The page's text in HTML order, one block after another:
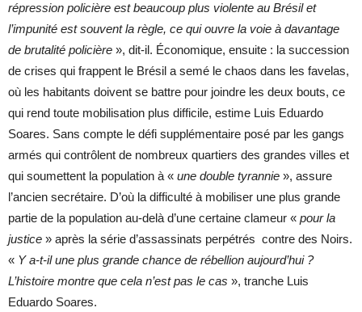
répression policière est beaucoup plus violente au Brésil et
l’impunité est souvent la règle, ce qui ouvre la voie à davantage
de brutalité policière », dit-il. Économique, ensuite : la succession
de crises qui frappent le Brésil a semé le chaos dans les favelas,
où les habitants doivent se battre pour joindre les deux bouts, ce
qui rend toute mobilisation plus difficile, estime Luis Eduardo
Soares. Sans compte le défi supplémentaire posé par les gangs
armés qui contrôlent de nombreux quartiers des grandes villes et
qui soumettent la population à « une double tyrannie », assure
l’ancien secrétaire. D’où la difficulté à mobiliser une plus grande
partie de la population au-delà d’une certaine clameur « pour la
justice » après la série d’assassinats perpétrés contre des Noirs.
« Y a-t-il une plus grande chance de rébellion aujourd’hui ?
L’histoire montre que cela n’est pas le cas », tranche Luis
Eduardo Soares.